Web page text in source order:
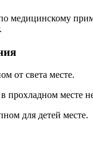
медицинскому
от света месте.
прохладном месте
для детей месте.